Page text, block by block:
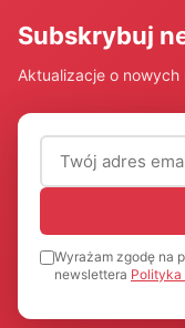
Subskrybuj
Aktualizacje o
Adres email
Wyrażam zgodę na
newslettera Polityka